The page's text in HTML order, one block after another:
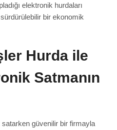
elektronik hurdaları
bir ekonomik
Hurda ile
Satmanın
satarken güvenilir bir firmayla